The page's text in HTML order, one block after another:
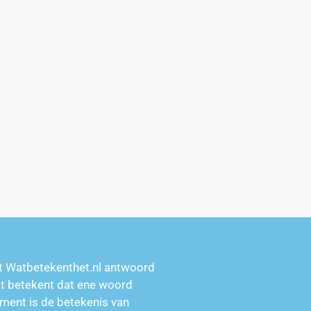
Watbetekenthet.nl antwoord
betekent dat ene woord
is de betekenis van